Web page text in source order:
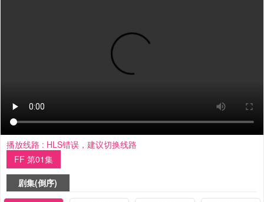
播放线路 : HLS错误，建议切换线路
FF 第01集
剧集(倒序)